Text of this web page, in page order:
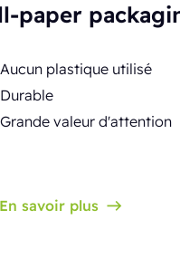
paper
Aucun plastique utilisé
Durable
Grande valeur d'attention
En savoir plus